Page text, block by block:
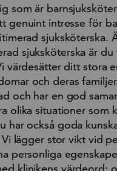
som är
genuint intresse för
sjuksköterska.
sjuksköterska är
värdesätter ditt stora
och deras
och har en god
olika situationer som
har också goda
lägger stor vikt vid
personliga